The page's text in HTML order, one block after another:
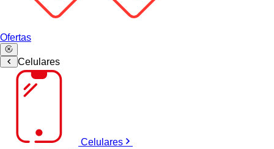
Ofertas
Celulares
Celulares